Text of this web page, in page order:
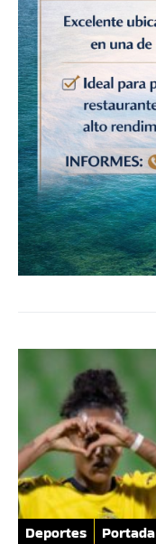
Deportes Portada